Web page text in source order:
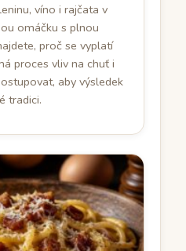
víno i rajčata v
omáčku s plnou
proč se vyplatí
proces vliv na chuť i
aby výsledek
tradici.